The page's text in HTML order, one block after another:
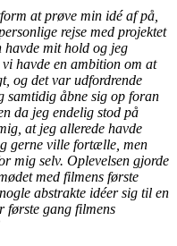
at prøve min idé af på,
rejse med projektet
mit hold og jeg
havde en ambition om at
og det var udfordrende
samtidig åbne sig op foran
da jeg endelig stod på
at jeg allerede havde
gerne ville fortælle, men
mig selv. Oplevelsen gjorde
med filmens første
abstrakte idéer sig til en
første gang filmens